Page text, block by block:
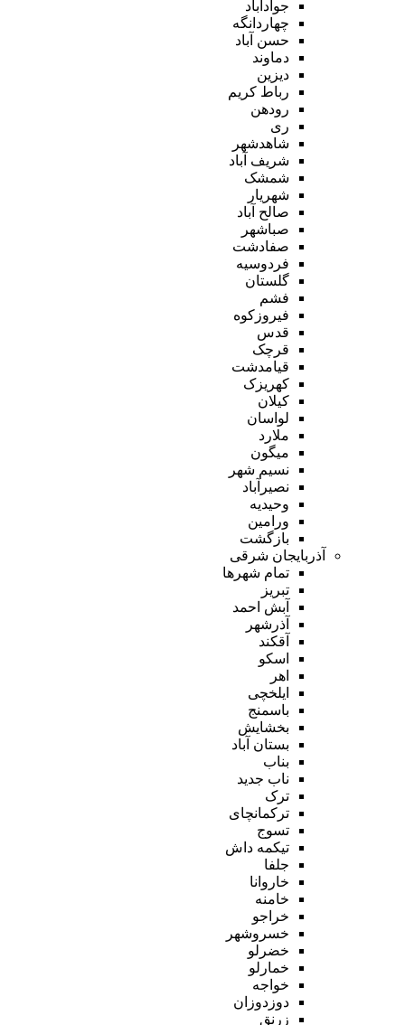
جوادآباد
چهاردانگه
حسن آباد
دماوند
دیزین
رباط کریم
رودهن
ری
شاهدشهر
شریف آباد
شمشک
شهریار
صالح آباد
صباشهر
صفادشت
فردوسیه
گلستان
فشم
فیروزکوه
قدس
قرچک
قیامدشت
کهریزک
کیلان
لواسان
ملارد
میگون
نسیم شهر
نصیرآباد
وحیدیه
ورامین
بازگشت
آذربایجان شرقی
تمام شهر‌ها
تبریز
آبش احمد
آذرشهر
آقکند
اسکو
اهر
ایلخچی
باسمنج
بخشایش
بستان آباد
بناب
ناب جدید
ترک
ترکمانچای
تسوج
تیکمه داش
جلفا
خاروانا
خامنه
خراجو
خسروشهر
خضرلو
خمارلو
خواجه
دوزدوزان
زرنق